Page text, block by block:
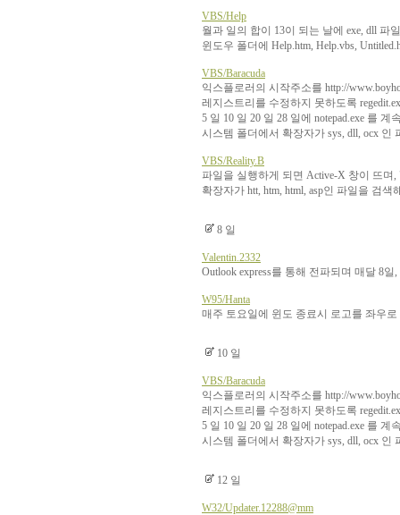
VBS/Help
월과 일의 합이 13이 되는 날에 exe, dll 파
윈도우 폴더에 Help.htm, Help.vbs,
VBS/Baracuda
익스플로러의 시작주소를 http://
레지스트리를 수정하지 못하도록
5 일 10 일 20 일 28 일에 notepad.exe 를 계
시스템 폴더에서 확장자가 sys, dll, ocx 인
VBS/Reality.B
파일을 실행하게 되면 Active-X 창이 뜨
확장자가 htt, htm, html, asp인 파일을 검
8 일
Valentin.2332
Outlook express를 통해 전파되며 매달 8
W95/Hanta
매주 토요일에 윈도 종료시 로고를 좌우
10 일
VBS/Baracuda
익스플로러의 시작주소를 http://
레지스트리를 수정하지 못하도록
5 일 10 일 20 일 28 일에 notepad.exe 를 계
시스템 폴더에서 확장자가 sys, dll, ocx 인
12 일
W32/Updater.12288@mm